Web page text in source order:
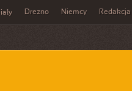
Drezno Niemcy Redakcja